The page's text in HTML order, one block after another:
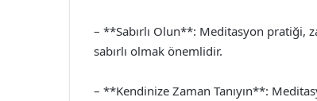
– **Sabırlı Olun**: Meditasyon pratiği,
sabırlı olmak önemlidir.
– **Kendinize Zaman Tanıyın**: